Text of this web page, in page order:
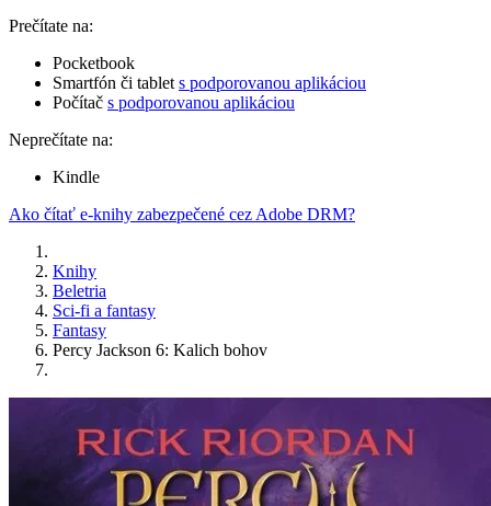
Prečítate na:
Pocketbook
Smartfón či tablet s podporovanou aplikáciou
Počítač s podporovanou aplikáciou
Neprečítate na:
Kindle
Ako čítať e-knihy zabezpečené cez Adobe DRM?
Knihy
Beletria
Sci-fi a fantasy
Fantasy
Percy Jackson 6: Kalich bohov